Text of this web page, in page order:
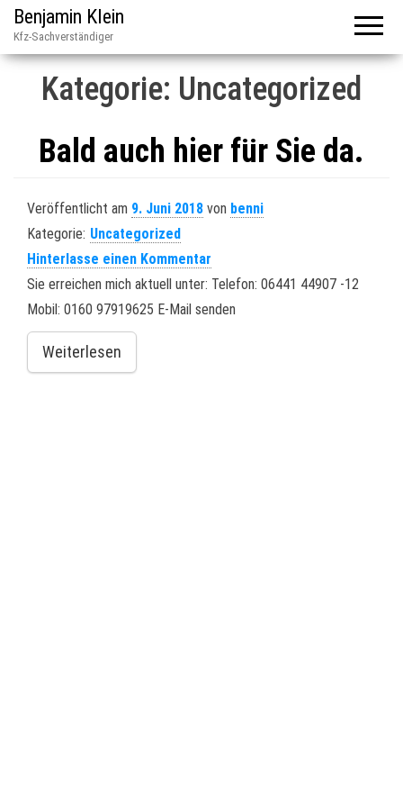
Benjamin Klein
Kfz-Sachverständiger
Kategorie: Uncategorized
Bald auch hier für Sie da.
Veröffentlicht am 9. Juni 2018 von benni
Kategorie: Uncategorized
Hinterlasse einen Kommentar
Sie erreichen mich aktuell unter: Telefon: 06441 44907 -12
Mobil: 0160 97919625 E-Mail senden
Weiterlesen